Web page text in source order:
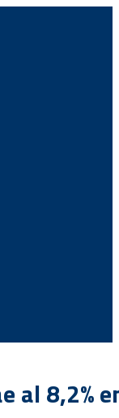
al 8,2%